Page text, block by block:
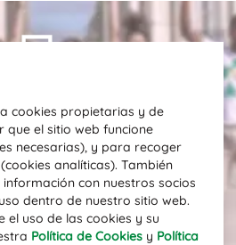
cookies propietarias y de
el sitio web funcione
necesarias), y para recoger
analíticas). También
con nuestros socios
dentro de nuestro sitio web.
el uso de las cookies y su
Política de Cookies y Política
y noticias
Dirección email
SUSCRIBIR